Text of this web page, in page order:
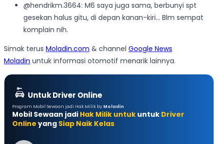
@hendrikm.3664: M6 saya juga sama, berbunyi spt
gesekan halus gitu, di depan kanan-kiri… Blm sempat
komplain nih.
Simak terus Moladin.com & channel Google News
Moladin untuk informasi otomotif menarik lainnya.
Untuk Driver Online
Program Mobil Sewaan jadi Hak Milik by Moladin
Mobil Sewaan jadi Hak Milik untuk untuk Driver
Online yang Siap Naik Kelas